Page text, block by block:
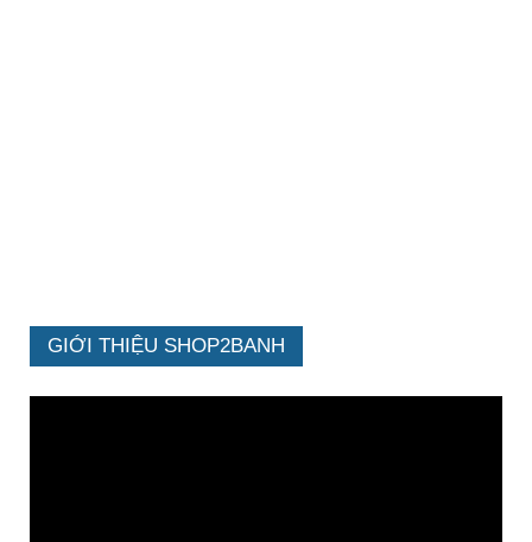
GIỚI THIỆU SHOP2BANH